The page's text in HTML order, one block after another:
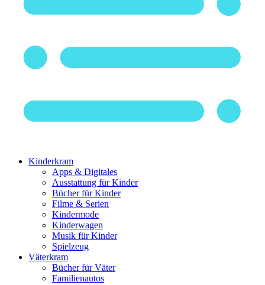
Kinderkram
Apps & Digitales
Ausstattung für Kinder
Bücher für Kinder
Filme & Serien
Kindermode
Kinderwagen
Musik für Kinder
Spielzeug
Väterkram
Bücher für Väter
Familienautos